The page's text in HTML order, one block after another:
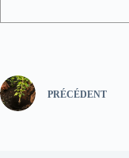
PRÉCÉDENT